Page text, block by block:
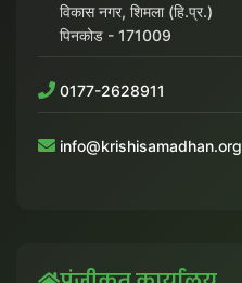
विकास नगर, शिमला (हि.प्र.)
पिनकोड - 171009
0177-2628911
info@krishisamadhan.org